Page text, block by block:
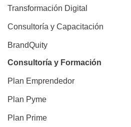
Transformación Digital
Consultoría y Capacitación
BrandQuity
Consultoría y Formación
Plan Emprendedor
Plan Pyme
Plan Prime